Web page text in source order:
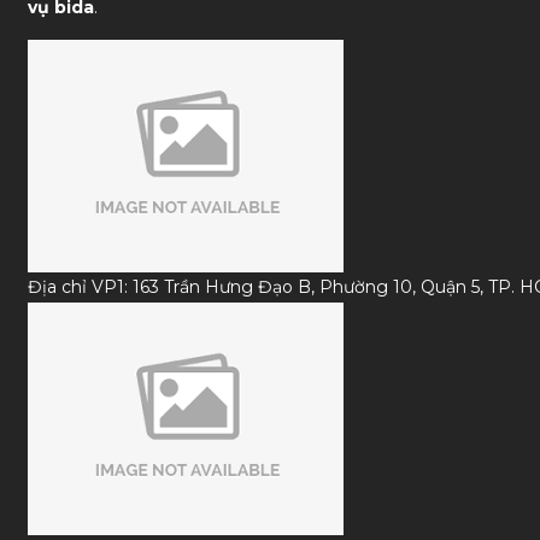
vụ bida.
Địa chỉ VP1: 163 Trần Hưng Đạo B, Phường 10, Quận 5, TP.